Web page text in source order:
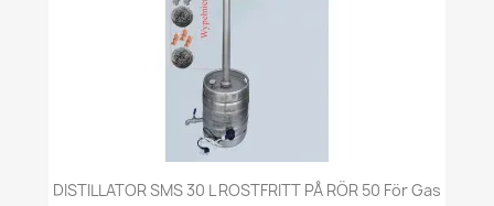
DISTILLATOR SMS 30 L ROSTFRITT PÅ RÖR 50 För Gas